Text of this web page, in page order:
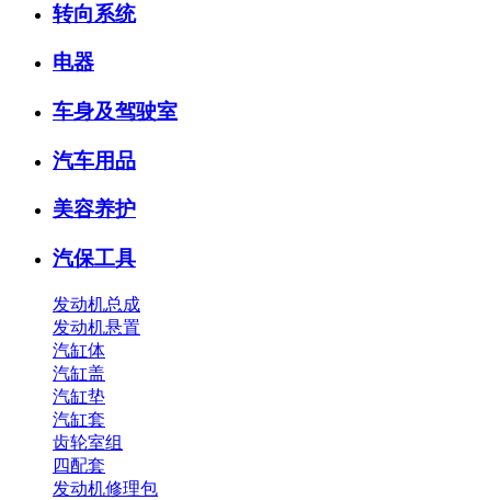
转向系统
电器
车身及驾驶室
汽车用品
美容养护
汽保工具
发动机总成
发动机悬置
汽缸体
汽缸盖
汽缸垫
汽缸套
齿轮室组
四配套
发动机修理包